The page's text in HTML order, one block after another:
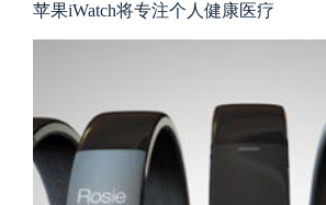
苹果iWatch将专注个人健康医疗